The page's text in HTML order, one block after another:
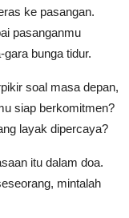
ke pasangan.
pasanganmu
bunga tidur.
soal masa depan,
siap berkomitmen?
layak dipercaya?
itu dalam doa.
mintalah